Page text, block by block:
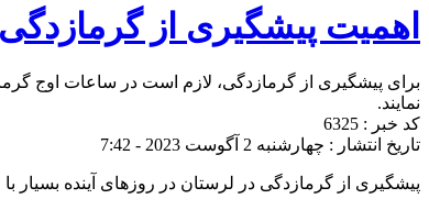
اهمیت پیشگیری از
نمایند.
کد خبر : 6325
تاریخ انتشار : چهارشنبه 2 آگوست 2023 - 7:42
پیشگیری از گرمازدگی در لرستان در روز‌های آینده بسیار